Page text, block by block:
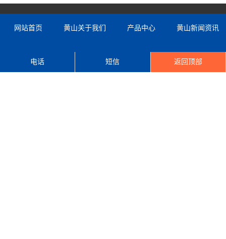
网站首页 黄山关于我们 产品中心 黄山新闻资讯
黄山案例展示 黄山联系我们
电话 短信 返回顶部